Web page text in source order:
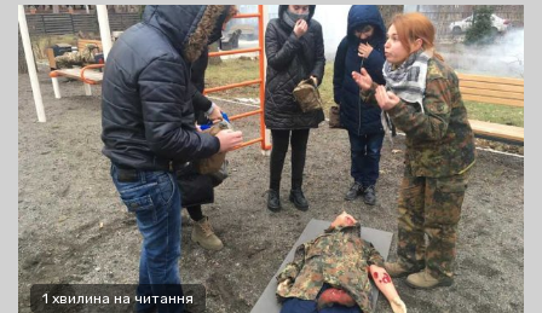
1 хвилина на читання